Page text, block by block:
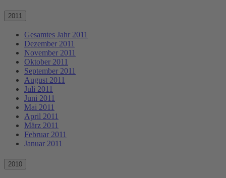
2011
Gesamtes Jahr 2011
Dezember 2011
November 2011
Oktober 2011
September 2011
August 2011
Juli 2011
Juni 2011
Mai 2011
April 2011
März 2011
Februar 2011
Januar 2011
2010